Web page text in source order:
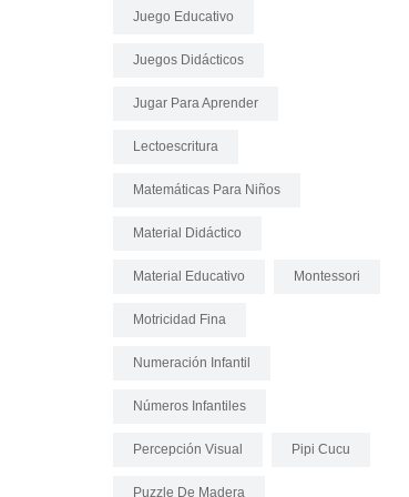
Juego Educativo
Juegos Didácticos
Jugar Para Aprender
Lectoescritura
Matemáticas Para Niños
Material Didáctico
Material Educativo Montessori
Motricidad Fina
Numeración Infantil
Números Infantiles
Percepción Visual Pipi Cucu
Puzzle De Madera